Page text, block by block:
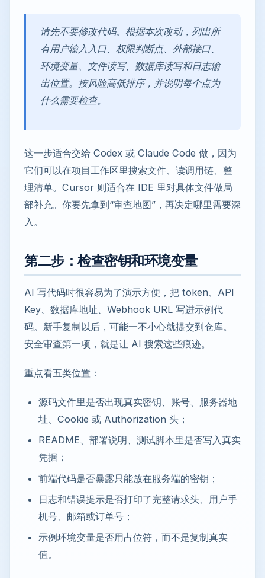
请先不要修改代码。根据本次改动，列出所
有用户输入入口、权限判断点、外部接口、
环境变量、文件读写、数据库读写和日志输
出位置。按风险高低排序，并说明每个点为
什么需要检查。
这一步适合交给 Codex 或 Claude Code 做，因为
它们可以在项目工作区里搜索文件、读调用链、整
理清单。Cursor 则适合在 IDE 里对具体文件做局
部补充。你要先拿到“审查地图”，再决定哪里需要深
入。
第二步：检查密钥和环境变量
AI 写代码时很容易为了演示方便，把 token、API
Key、数据库地址、Webhook URL 写进示例代
码。新手复制以后，可能一不小心就提交到仓库。
安全审查第一项，就是让 AI 搜索这些痕迹。
重点看五类位置：
源码文件里是否出现真实密钥、账号、服务器地
址、Cookie 或 Authorization 头；
README、部署说明、测试脚本里是否写入真实
凭据；
前端代码是否暴露只能放在服务端的密钥；
日志和错误提示是否打印了完整请求头、用户手
机号、邮箱或订单号；
示例环境变量是否用占位符，而不是复制真实
值。